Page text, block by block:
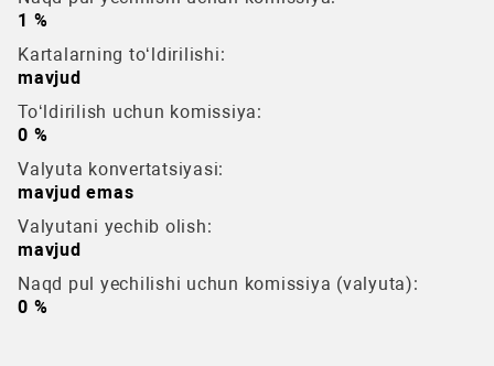
1 %
Kartalarning to‘ldirilishi:
mavjud
To‘ldirilish uchun komissiya:
0 %
Valyuta konvertatsiyasi:
mavjud emas
Valyutani yechib olish:
mavjud
Naqd pul yechilishi uchun komissiya (valyuta):
0 %